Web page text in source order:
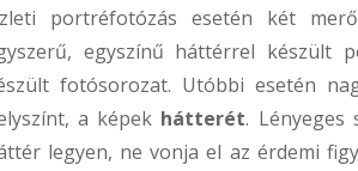
portréfotózás esetén két
egyszínű háttérrel készült
fotósorozat. Utóbbi esetén
a képek hátterét. Lényeges
legyen, ne vonja el az érdemi